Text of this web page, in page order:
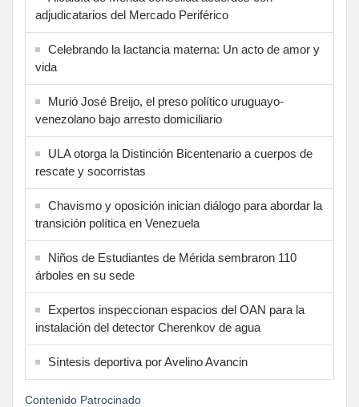
adjudicatarios del Mercado Periférico
Celebrando la lactancia materna: Un acto de amor y
vida
Murió José Breijo, el preso político uruguayo-
venezolano bajo arresto domiciliario
ULA otorga la Distinción Bicentenario a cuerpos de
rescate y socorristas
Chavismo y oposición inician diálogo para abordar la
transición política en Venezuela
Niños de Estudiantes de Mérida sembraron 110
árboles en su sede
Expertos inspeccionan espacios del OAN para la
instalación del detector Cherenkov de agua
Síntesis deportiva por Avelino Avancin
Contenido Patrocinado